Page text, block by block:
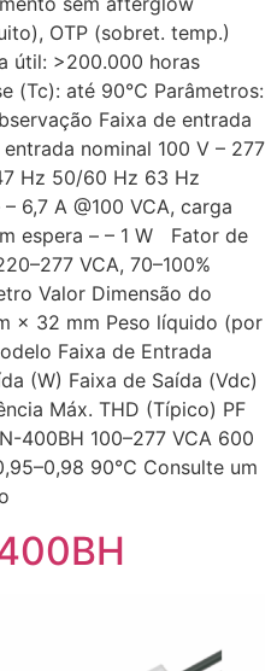
OTP (sobret. temp.)
útil: >200.000 horas
(Tc): até 90℃ Parâmetros:
Faixa de entrada
nominal 100 V – 277
Hz 50/60 Hz 63 Hz
6,7 A @100 VCA, carga
espera – – 1 W Fator de
VCA, 70–100%
Valor Dimensão do
× 32 mm Peso líquido (por
Faixa de Entrada
(W) Faixa de Saída (Vdc)
Máx. THD (Típico) PF
400BH 100–277 VCA 600
90℃ Consulte um